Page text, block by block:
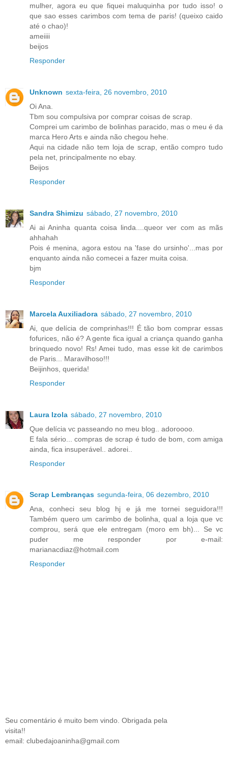
mulher, agora eu que fiquei maluquinha por tudo isso! o
que sao esses carimbos com tema de paris! (queixo caido
até o chao)!
ameiiii
beijos
Responder
Unknown sexta-feira, 26 novembro, 2010
Oi Ana.
Tbm sou compulsiva por comprar coisas de scrap.
Comprei um carimbo de bolinhas paracido, mas o meu é da
marca Hero Arts e ainda não chegou hehe.
Aqui na cidade não tem loja de scrap, então compro tudo
pela net, principalmente no ebay.
Beijos
Responder
Sandra Shimizu sábado, 27 novembro, 2010
Ai ai Aninha quanta coisa linda....queor ver com as mãs
ahhahah
Pois é menina, agora estou na 'fase do ursinho'...mas por
enquanto ainda não comecei a fazer muita coisa.
bjm
Responder
Marcela Auxiliadora sábado, 27 novembro, 2010
Ai, que delícia de comprinhas!!! É tão bom comprar essas
fofurices, não é? A gente fica igual a criança quando ganha
brinquedo novo! Rs! Amei tudo, mas esse kit de carimbos
de Paris... Maravilhoso!!!
Beijinhos, querida!
Responder
Laura Izola sábado, 27 novembro, 2010
Que delícia vc passeando no meu blog.. adoroooo.
E fala sério... compras de scrap é tudo de bom, com amiga
ainda, fica insuperável.. adorei..
Responder
Scrap Lembranças segunda-feira, 06 dezembro, 2010
Ana, conheci seu blog hj e já me tornei seguidora!!!
Também quero um carimbo de bolinha, qual a loja que vc
comprou, será que ele entregam (moro em bh)... Se vc
puder me responder por e-mail:
marianacdiaz@hotmail.com
Responder
Seu comentário é muito bem vindo. Obrigada pela
visita!!
email: clubedajoaninha@gmail.com